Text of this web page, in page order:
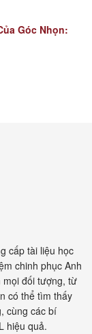
Góc Nhọn:
cấp tài liệu học
chinh phục Anh
mọi đối tượng, từ
có thể tìm thấy
cùng các bí
hiệu quả.